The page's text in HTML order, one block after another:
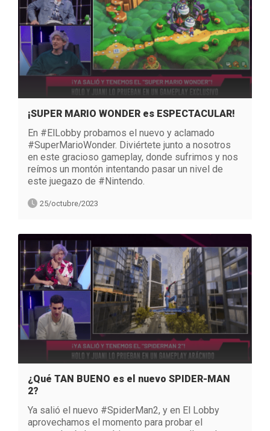
¡SUPER MARIO WONDER es ESPECTACULAR!
En #ElLobby probamos el nuevo y aclamado
#SuperMarioWonder. Diviértete junto a nosotros
en este gracioso gameplay, donde sufrimos y nos
reímos un montón intentando pasar un nivel de
este juegazo de #Nintendo.
25/octubre/2023
¿Qué TAN BUENO es el nuevo SPIDER-MAN
2?
Ya salió el nuevo #SpiderMan2, y en El Lobby
aprovechamos el momento para probar el